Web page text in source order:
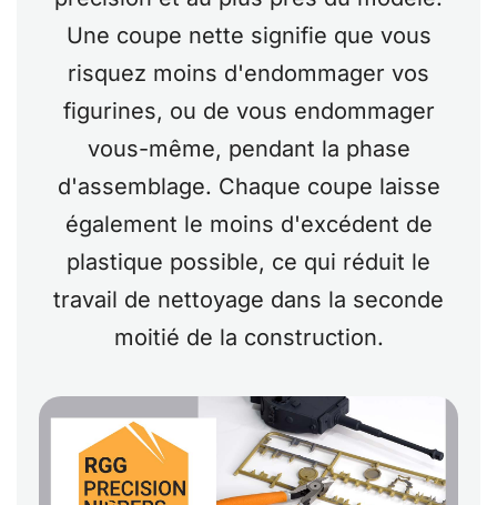
Une coupe nette signifie que vous
risquez moins d'endommager vos
figurines, ou de vous endommager
vous-même, pendant la phase
d'assemblage. Chaque coupe laisse
également le moins d'excédent de
plastique possible, ce qui réduit le
travail de nettoyage dans la seconde
moitié de la construction.